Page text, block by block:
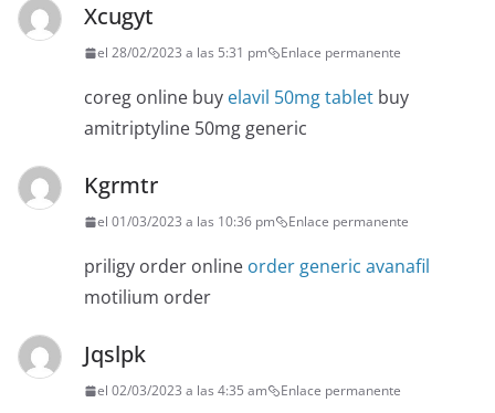
Xcugyt
el 28/02/2023 a las 5:31 pm Enlace permanente
coreg online buy elavil 50mg tablet buy
amitriptyline 50mg generic
Kgrmtr
el 01/03/2023 a las 10:36 pm Enlace permanente
priligy order online order generic avanafil
motilium order
Jqslpk
el 02/03/2023 a las 4:35 am Enlace permanente